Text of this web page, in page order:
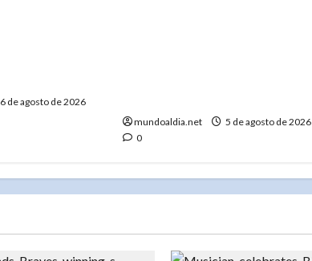
6 de agosto de 2026
mundoaldia.net
5 de agosto de 2026
0